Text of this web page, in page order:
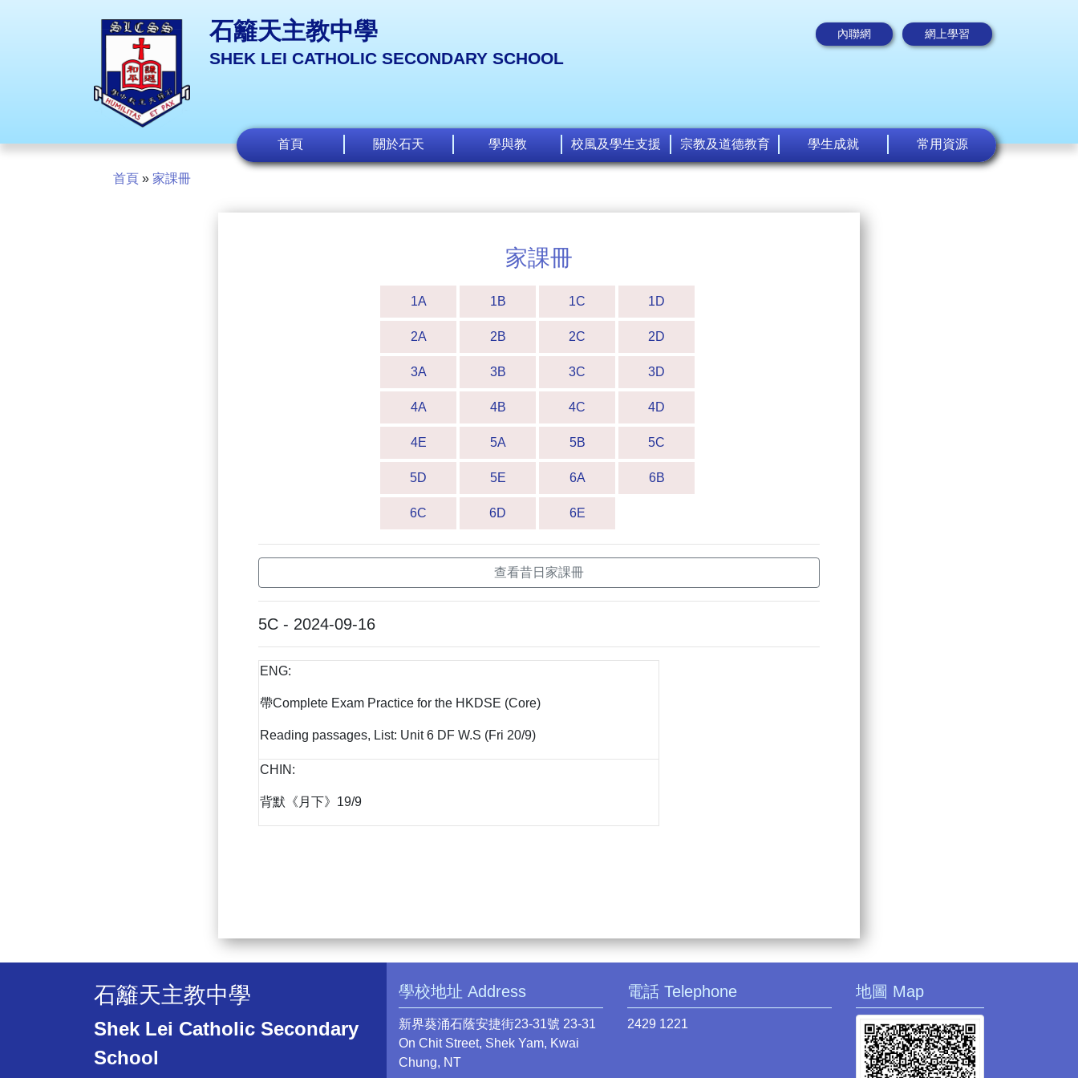
石籬天主教中學
SHEK LEI CATHOLIC SECONDARY SCHOOL
內聯網 網上學習
首頁 關於石天 學與教 校風及學生支援 宗教及道德教育 學生成就 常用資源
首頁 » 家課冊
家課冊
1A 1B 1C 1D
2A 2B 2C 2D
3A 3B 3C 3D
4A 4B 4C 4D
4E 5A 5B 5C
5D 5E 6A 6B
6C 6D 6E
查看昔日家課冊
5C - 2024-09-16
ENG:
帶Complete Exam Practice for the HKDSE (Core)
Reading passages, List: Unit 6 DF W.S (Fri 20/9)
CHIN:
背默《月下》19/9
石籬天主教中學
Shek Lei Catholic Secondary
School
學校地址 Address
新界葵涌石蔭安捷街23-31號 23-31
On Chit Street, Shek Yam, Kwai
Chung, NT
電話 Telephone
2429 1221
地圖 Map